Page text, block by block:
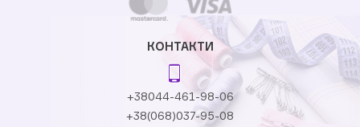
КОНТАКТИ
+38044-461-98-06
+38(068)037-95-08